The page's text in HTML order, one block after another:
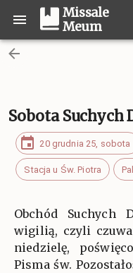
Missale
Meum
Sobota Suchych
20 grudnia 25, sobota
Stacja u Św. Piotra
Obchód Suchych
wigilią, czyli
niedzielę,
Pisma św.